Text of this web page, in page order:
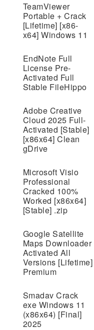
TeamViewer
Portable + Crack
[Lifetime] [x86-
x64] Windows 11
EndNote Full
License Pre-
Activated Full
Stable FileHippo
Adobe Creative
Cloud 2025 Full-
Activated [Stable]
[x86x64] Clean
gDrive
Microsoft Visio
Professional
Cracked 100%
Worked [x86x64]
[Stable] .zip
Google Satellite
Maps Downloader
Activated All
Versions [Lifetime]
Premium
Smadav Crack
exe Windows 11
(x86x64) [Final]
2025